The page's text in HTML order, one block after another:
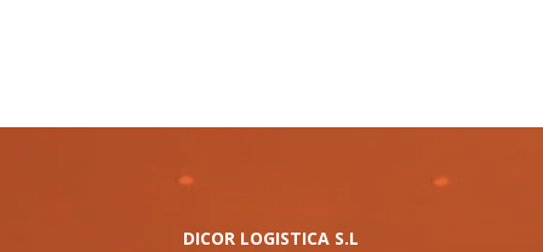
DICOR LOGISTICA S.L